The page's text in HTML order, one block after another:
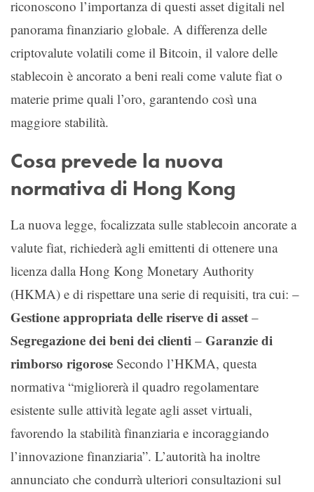
riconoscono l’importanza di questi asset digitali nel
panorama finanziario globale. A differenza delle
criptovalute volatili come il Bitcoin, il valore delle
stablecoin è ancorato a beni reali come valute fiat o
materie prime quali l’oro, garantendo così una
maggiore stabilità.
Cosa prevede la nuova
normativa di Hong Kong
La nuova legge, focalizzata sulle stablecoin ancorate a
valute fiat, richiederà agli emittenti di ottenere una
licenza dalla Hong Kong Monetary Authority
(HKMA) e di rispettare una serie di requisiti, tra cui: –
Gestione appropriata delle riserve di asset –
Segregazione dei beni dei clienti – Garanzie di
rimborso rigorose Secondo l’HKMA, questa
normativa “migliorerà il quadro regolamentare
esistente sulle attività legate agli asset virtuali,
favorendo la stabilità finanziaria e incoraggiando
l’innovazione finanziaria”. L’autorità ha inoltre
annunciato che condurrà ulteriori consultazioni sul